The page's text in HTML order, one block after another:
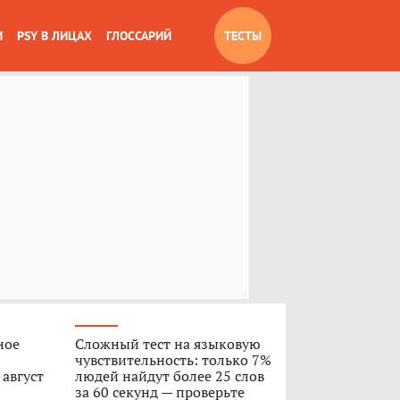
PSY В ЛИЦАХ ГЛОССАРИЙ ТЕСТЫ
Сложный тест на языковую
чувствительность: только 7%
людей найдут более 25 слов
за 60 секунд — проверьте